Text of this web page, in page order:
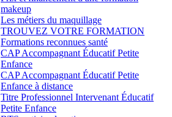
makeup
Les métiers du maquillage
TROUVEZ VOTRE FORMATION
Formations reconnues santé
CAP Accompagnant Éducatif Petite
Enfance
CAP Accompagnant Éducatif Petite
Enfance à distance
Titre Professionnel Intervenant Éducatif
Petite Enfance